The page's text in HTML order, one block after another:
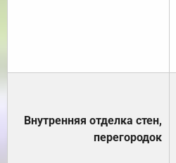
Внутренняя отделка стен,
перегородок